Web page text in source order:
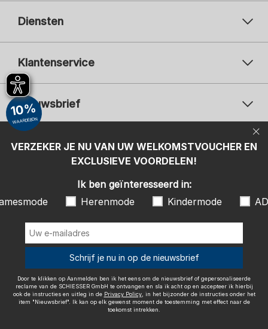
Diensten
Klantenservice
Nieuwsbrief
Uw
Uw e-mailadres
Aanmelden
Herenmode
ADIDAS
Door te klikken op Aanmelden ben ik het eens om de nieuwsbrief of
gepersonaliseerde reclame van de SCHIESSER GmbH te ontvangen en
sla ik acht op en accepteer ik hierbij ook de instructies en uitleg in de
, in het bijzonder de instructies onder het item
effect naar de toekomst intrekken.
Betaalwijzen
Wij bezorgen met
VERZEKER JE NU VAN UW WELKOMSTVOUCHER EN
EXCLUSIEVE VOORDELEN!
10%
WAARDEBON
Ik ben geïnteresseerd in:
Herenmode Kindermode
Schrijf je nu in op de nieuwsbrief
Door te klikken op Aanmelden ben ik het eens om de nieuwsbrief of gepersonaliseerde
reclame van de SCHIESSER GmbH te ontvangen en sla ik acht op en accepteer ik hierbij
ook de instructies en uitleg in de Privacy Policy, in het bijzonder de instructies onder het
item "Nieuwsbrief". Ik kan op elk gewenst moment de toestemming met effect naar de
toekomst intrekken.